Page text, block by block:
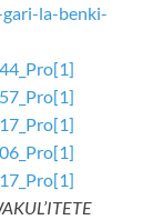
la-benki-